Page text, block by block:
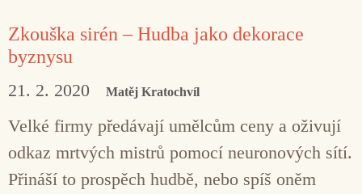
Zkouška sirén – Hudba jako dekorace
byznysu
21. 2. 2020 Matěj Kratochvíl
Velké firmy předávají umělcům ceny a oživují
odkaz mrtvých mistrů pomocí neuronových sítí.
Přináší to prospěch hudbě, nebo spíš oněm